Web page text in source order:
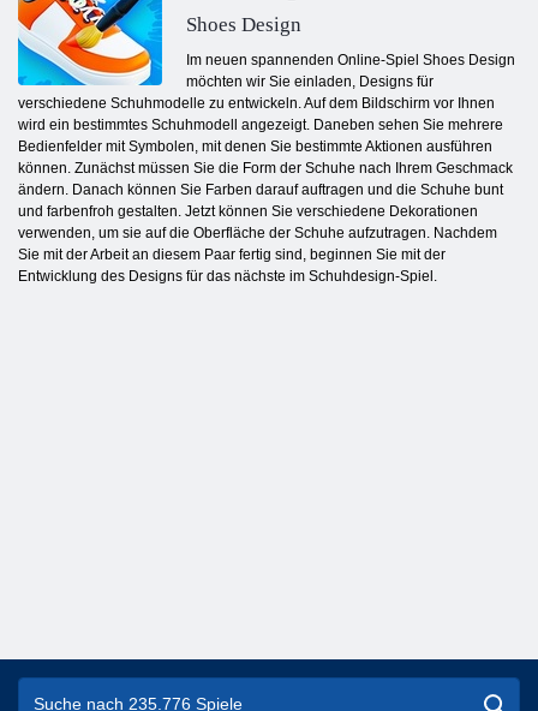
Shoes Design
Im neuen spannenden Online-Spiel Shoes Design
möchten wir Sie einladen, Designs für
verschiedene Schuhmodelle zu entwickeln. Auf dem Bildschirm vor Ihnen
wird ein bestimmtes Schuhmodell angezeigt. Daneben sehen Sie mehrere
Bedienfelder mit Symbolen, mit denen Sie bestimmte Aktionen ausführen
können. Zunächst müssen Sie die Form der Schuhe nach Ihrem Geschmack
ändern. Danach können Sie Farben darauf auftragen und die Schuhe bunt
und farbenfroh gestalten. Jetzt können Sie verschiedene Dekorationen
verwenden, um sie auf die Oberfläche der Schuhe aufzutragen. Nachdem
Sie mit der Arbeit an diesem Paar fertig sind, beginnen Sie mit der
Entwicklung des Designs für das nächste im Schuhdesign-Spiel.